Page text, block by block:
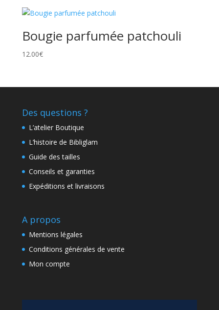
Bougie parfumée patchouli
12.00€
Des questions ?
L’atelier Boutique
L’histoire de Bibliglam
Guide des tailles
Conseils et garanties
Expéditions et livraisons
A propos
Mentions légales
Conditions générales de vente
Mon compte